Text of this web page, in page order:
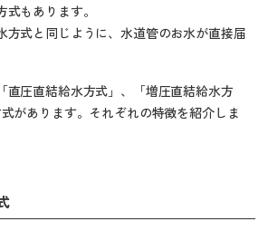
もあります。
方式と同じように、水道管のお水が直接届
直圧直結給水方式」、「増圧直結給水方
があります。それぞれの特徴を紹介しま